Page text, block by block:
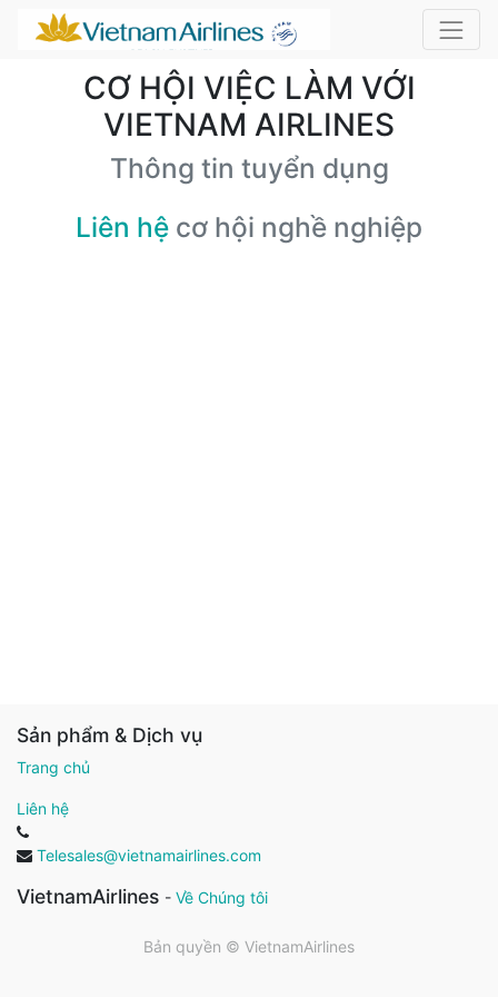
CƠ HỘI VIỆC LÀM VỚI
VIETNAM AIRLINES
Thông tin tuyển dụng
Liên hệ cơ hội nghề nghiệp
Sản phẩm & Dịch vụ
Trang chủ
Liên hệ
Telesales@vietnamairlines.com
VietnamAirlines - Về Chúng tôi
Bản quyền © VietnamAirlines